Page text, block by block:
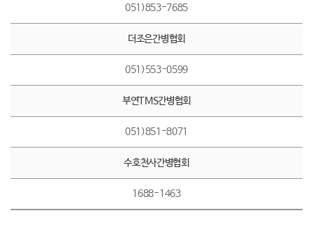
051)853-7685
더조은간병협회
051)553-0599
부연TMS간병협회
051)851-8071
수호천사간병협회
1688-1463